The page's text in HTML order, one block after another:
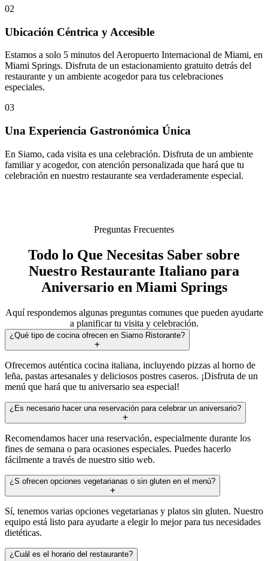
02
Ubicación Céntrica y Accesible
Estamos a solo 5 minutos del Aeropuerto Internacional de Miami, en
Miami Springs. Disfruta de un estacionamiento gratuito detrás del
restaurante y un ambiente acogedor para tus celebraciones
especiales.
03
Una Experiencia Gastronómica Única
En Siamo, cada visita es una celebración. Disfruta de un ambiente
familiar y acogedor, con atención personalizada que hará que tu
celebración en nuestro restaurante sea verdaderamente especial.
Preguntas Frecuentes
Todo lo Que Necesitas Saber sobre
Nuestro Restaurante Italiano para
Aniversario en Miami Springs
Aquí respondemos algunas preguntas comunes que pueden ayudarte
a planificar tu visita y celebración.
¿Qué tipo de cocina ofrecen en Siamo Ristorante?
Ofrecemos auténtica cocina italiana, incluyendo pizzas al horno de
leña, pastas artesanales y deliciosos postres caseros. ¡Disfruta de un
menú que hará que tu aniversario sea especial!
¿Es necesario hacer una reservación para celebrar un aniversario?
Recomendamos hacer una reservación, especialmente durante los
fines de semana o para ocasiones especiales. Puedes hacerlo
fácilmente a través de nuestro sitio web.
¿S ofrecen opciones vegetarianas o sin gluten en el menú?
Sí, tenemos varias opciones vegetarianas y platos sin gluten. Nuestro
equipo está listo para ayudarte a elegir lo mejor para tus necesidades
dietéticas.
¿Cuál es el horario del restaurante?